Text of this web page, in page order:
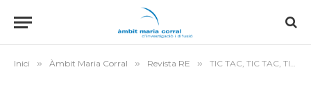
Inici » Àmbit Maria Corral » Revista RE » TIC TAC, TIC TAC, TIC TAC… TEMPS! La vivència del temps quan juguem